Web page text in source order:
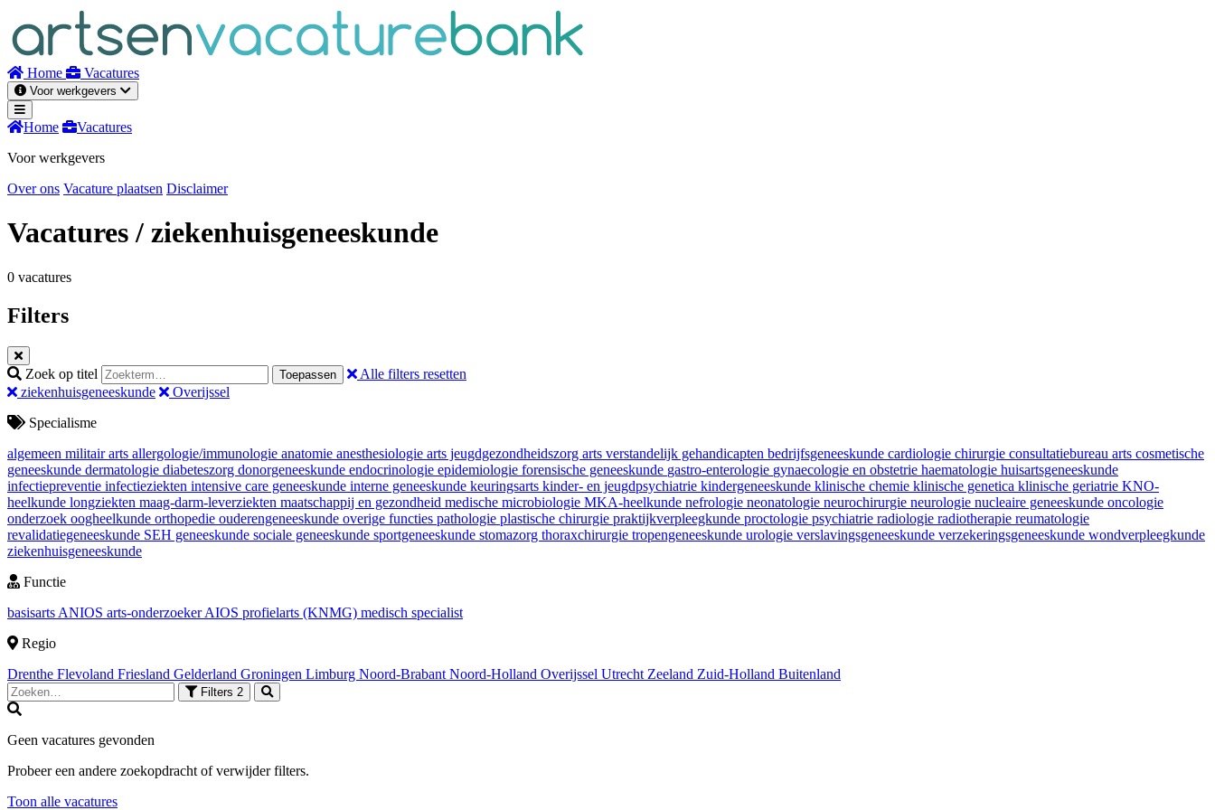
inhoud
Home Vacatures
Voor werkgevers
Home
Vacatures
Voor werkgevers
Over ons Vacature plaatsen Disclaimer
Vacatures/ ziekenhuisgeneeskunde
0 vacatures
Filters
Zoek op titel Toepassen
Alle filters resetten
ziekenhuisgeneeskunde
Overijssel
Specialisme
algemeen militair arts allergologie/immunologie anatomie anesthesiologie arts jeugdgezondheidszorg arts verstandelijk gehandicapten bedrijfsgeneeskunde cardiologie chirurgie consultatiebureau arts cosmetische
geneeskunde dermatologie diabeteszorg donorgeneeskunde endocrinologie epidemiologie forensische geneeskunde gastro-enterologie gynaecologie en obstetrie haematologie huisartsgeneeskunde
infectiepreventie infectieziekten intensive care geneeskunde interne geneeskunde keuringsarts kinder- en jeugdpsychiatrie kindergeneeskunde klinische chemie klinische genetica klinische geriatrie KNO-
heelkunde longziekten maag-darm-leverziekten maatschappij en gezondheid medische microbiologie MKA-heelkunde nefrologie neonatologie neurochirurgie neurologie nucleaire geneeskunde oncologie
onderzoek oogheelkunde orthopedie ouderengeneeskunde overige functies pathologie plastische chirurgie praktijkverpleegkunde proctologie psychiatrie radiologie radiotherapie reumatologie
revalidatiegeneeskunde SEH geneeskunde sociale geneeskunde sportgeneeskunde stomazorg thoraxchirurgie tropengeneeskunde urologie verslavingsgeneeskunde verzekeringsgeneeskunde wondverpleegkunde
ziekenhuisgeneeskunde
Functie
basisarts ANIOS arts-onderzoekerAIOS profielarts (KNMG) medisch specialist
Regio
Drenthe Flevoland Friesland Gelderland Groningen Limburg Noord-Brabant Noord-Holland Overijssel Utrecht Zeeland Zuid-Holland Buitenland
Filters 2
Geen vacatures gevonden
Probeer een andere zoekopdracht of verwijder filters.
Toon alle vacatures